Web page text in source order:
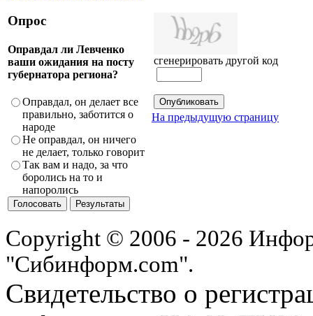
Опрос
Оправдал ли Левченко
ваши ожидания на посту
губернатора региона?
Оправдал, он делает все
правильно, заботится о
народе
Не оправдал, он ничего
не делает, только говорит
Так вам и надо, за что
боролись на то и
напоролись
сгенерировать другой код
На предыдущую страницу
Copyright © 2006 - 2026
"Сибинформ.com".
Свидетельство о